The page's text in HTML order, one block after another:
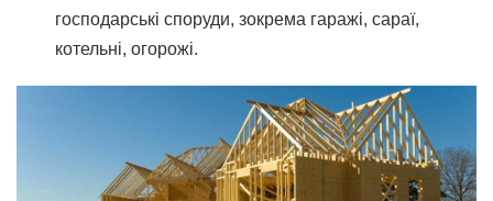
господарські споруди, зокрема гаражі, сараї,
котельні, огорожі.